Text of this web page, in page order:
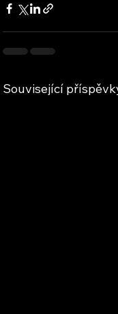
Související